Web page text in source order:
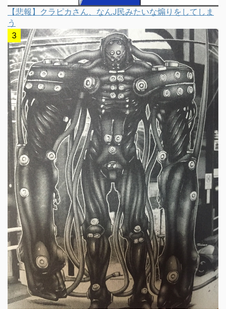
【悲報】クラピカさん、なんJ民みたいな煽りをしてしま
う